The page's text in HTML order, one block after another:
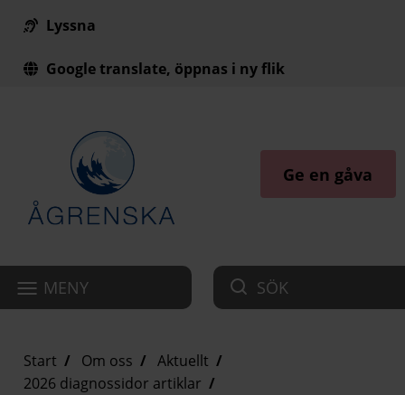
Till innehåll på sidan
Lyssna
Google translate, öppnas i ny flik
Ge en gåva
MENY SÖK
Start Om oss
Aktuellt
2026 diagnossidor artiklar